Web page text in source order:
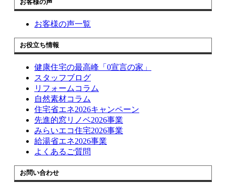
お客様の声
お客様の声一覧
お役立ち情報
健康住宅の最高峰「0宣言の家」
スタッフブログ
リフォームコラム
自然素材コラム
住宅省エネ2026キャンペーン
先進的窓リノベ2026事業
みらいエコ住宅2026事業
給湯省エネ2026事業
よくあるご質問
お問い合わせ